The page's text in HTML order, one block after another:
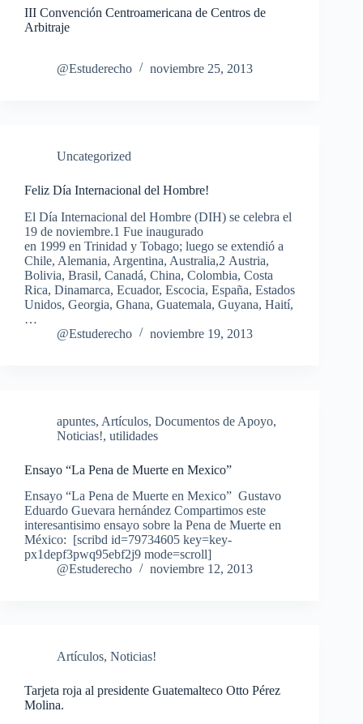
III Convención Centroamericana de Centros de
Arbitraje
@Estuderecho noviembre 25, 2013
Uncategorized
Feliz Día Internacional del Hombre!
El Día Internacional del Hombre (DIH) se celebra el
19 de noviembre.1 Fue inaugurado
en 1999 en Trinidad y Tobago; luego se extendió a
Chile, Alemania, Argentina, Australia,2 Austria,
Bolivia, Brasil, Canadá, China, Colombia, Costa
Rica, Dinamarca, Ecuador, Escocia, España, Estados
Unidos, Georgia, Ghana, Guatemala, Guyana, Haití,
…
@Estuderecho
noviembre 19, 2013
apuntes, Artículos, Documentos de Apoyo,
Noticias!, utilidades
Ensayo “La Pena de Muerte en Mexico”
Ensayo “La Pena de Muerte en Mexico” Gustavo
Eduardo Guevara hernández Compartimos este
interesantisimo ensayo sobre la Pena de Muerte en
México: [scribd id=79734605 key=key-
px1depf3pwq95ebf2j9 mode=scroll]
@Estuderecho
noviembre 12, 2013
Artículos, Noticias!
Tarjeta roja al presidente Guatemalteco Otto Pérez
Molina.